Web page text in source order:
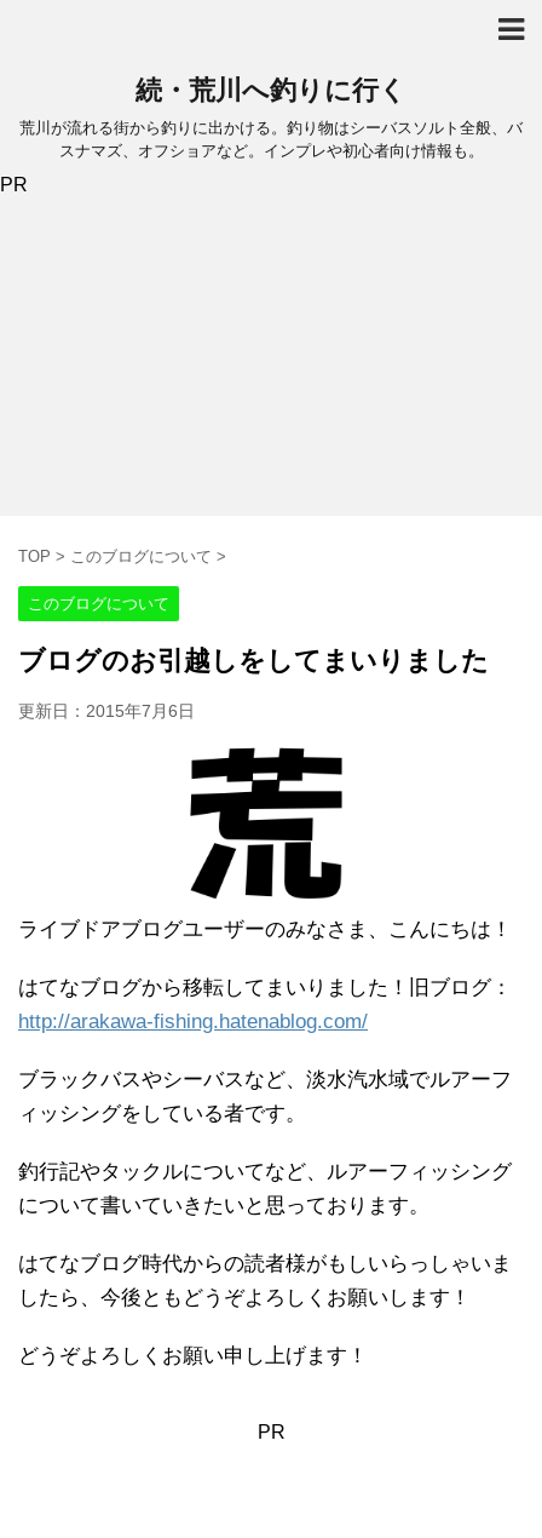
続・荒川へ釣りに行く
荒川が流れる街から釣りに出かける。釣り物はシーバスソルト全般、バ
スナマズ、オフショアなど。インプレや初心者向け情報も。
PR
TOP > このブログについて >
このブログについて
ブログのお引越しをしてまいりました
更新日： 2015年7月6日
ライブドアブログユーザーのみなさま、こんにちは！
はてなブログから移転してまいりました！旧ブログ：
http://arakawa-fishing.hatenablog.com/
ブラックバスやシーバスなど、淡水汽水域でルアーフ
ィッシングをしている者です。
釣行記やタックルについてなど、ルアーフィッシング
について書いていきたいと思っております。
はてなブログ時代からの読者様がもしいらっしゃいま
したら、今後ともどうぞよろしくお願いします！
どうぞよろしくお願い申し上げます！
PR